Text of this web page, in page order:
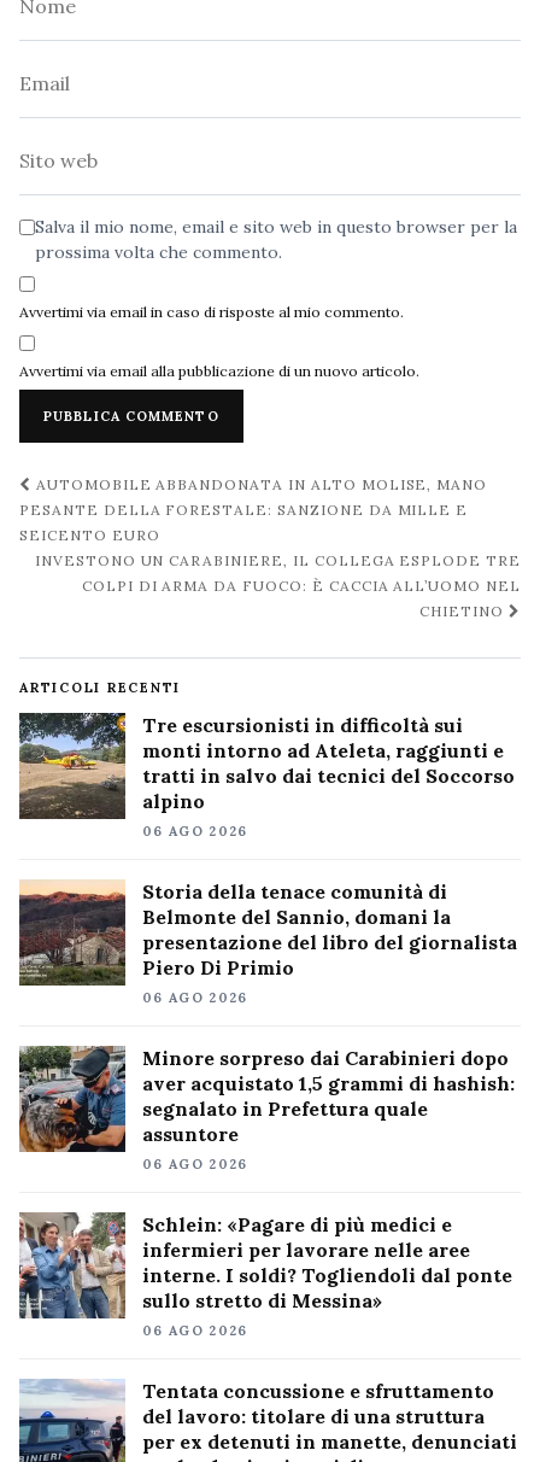
Salva il mio nome, email e sito web in questo browser per la
prossima volta che commento.
Avvertimi via email in caso di risposte al mio commento.
Avvertimi via email alla pubblicazione di un nuovo articolo.
Navigazione
post
AUTOMOBILE ABBANDONATA IN ALTO MOLISE, MANO
PESANTE DELLA FORESTALE: SANZIONE DA MILLE E
SEICENTO EURO
INVESTONO UN CARABINIERE, IL COLLEGA ESPLODE TRE
COLPI DI ARMA DA FUOCO: È CACCIA ALL’UOMO NEL
CHIETINO
ARTICOLI RECENTI
Tre escursionisti in difficoltà sui
monti intorno ad Ateleta, raggiunti e
tratti in salvo dai tecnici del Soccorso
alpino
06 AGO 2026
Storia della tenace comunità di
Belmonte del Sannio, domani la
presentazione del libro del giornalista
Piero Di Primio
06 AGO 2026
Minore sorpreso dai Carabinieri dopo
aver acquistato 1,5 grammi di hashish:
segnalato in Prefettura quale
assuntore
06 AGO 2026
Schlein: «Pagare di più medici e
infermieri per lavorare nelle aree
interne. I soldi? Togliendoli dal ponte
sullo stretto di Messina»
06 AGO 2026
Tentata concussione e sfruttamento
del lavoro: titolare di una struttura
per ex detenuti in manette, denunciati